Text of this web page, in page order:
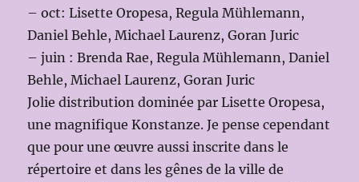
– oct: Lisette Oropesa, Regula Mühlemann,
Daniel Behle, Michael Laurenz, Goran Juric
– juin : Brenda Rae, Regula Mühlemann, Daniel
Behle, Michael Laurenz, Goran Juric
Jolie distribution dominée par Lisette Oropesa,
une magnifique Konstanze. Je pense cependant
que pour une œuvre aussi inscrite dans le
répertoire et dans les gênes de la ville de